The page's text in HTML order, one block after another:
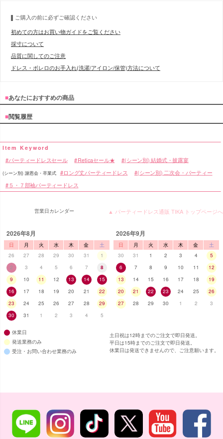
ご購入の前に必ずご確認ください
初めての方はお買い物ガイドをご覧ください
採寸について
品質に関してのご注意
ドレス・ボレロのお手入れ(洗濯/アイロン/保管)方法について
■あなたにおすすめの商品
■閲覧履歴
パーティードレスセール Reticaセール★ (シーン別) 結婚式・披露宴
(シーン別) 謝恩会・卒業式 ロング丈パーティードレス (シーン別) 二次会・パーティー
５・７部袖パーティードレス
▲ パーティードレス通販 TIKA トップページへ
営業日カレンダー
2026年8月
日 月 火 水 木 金
土
26
27 28 29 30 31
1
2
3 4 5 6 7
8
9
10 11 12 13 14
15
16
17 18 19 20 21
22
23
24 25 26 27 28
29
30
31 1 2 3 4 5
2026年9月
日 月 火 水 木 金
土
30
31 1 2 3 4
5
6
7 8 9 10 11
12
13
14 15 16 17 18
19
20
21 22 23 24 25
26
27
28 29 30 1 2 3
休業日
発送業務のみ
受注・お問い合わせ業務のみ
土日祝は12時までのご注文で即日発送。
平日は15時までのご注文で即日発送。
休業日は発送できませんので、ご注意願います。